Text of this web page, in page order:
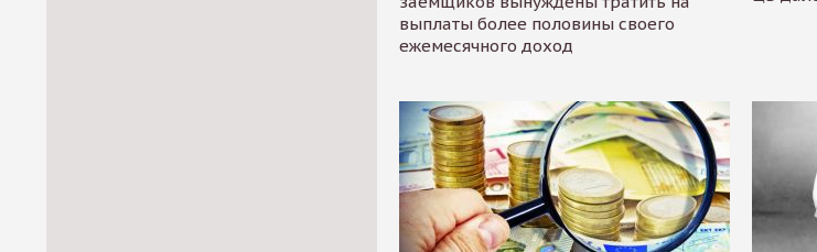
выплаты более половины своего
ежемесячного доход